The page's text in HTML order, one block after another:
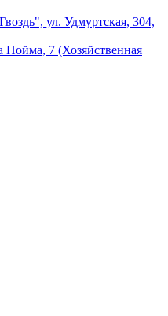
ул. Удмуртская, 304,
Пойма, 7 (Хозяйственная